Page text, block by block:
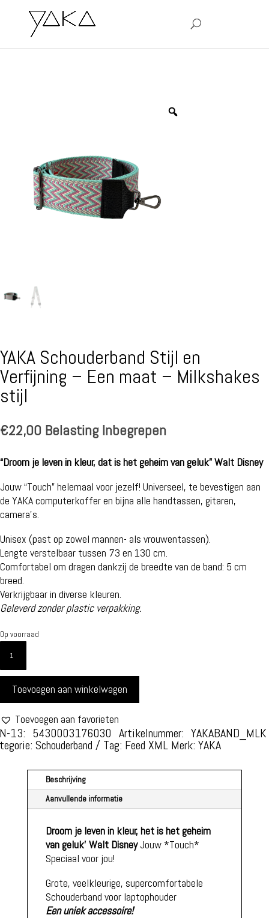
YAKA Schouderband Stijl en
Verfijning – Een maat – Milkshakes
stijl
€22,00 Belasting Inbegrepen
“Droom je leven in kleur, dat is het geheim van geluk” Walt Disney
Jouw “Touch” helemaal voor jezelf! Universeel, te bevestigen aan
de YAKA computerkoffer en bijna alle handtassen, gitaren,
camera’s.
Unisex (past op zowel mannen- als vrouwentassen).
Lengte verstelbaar tussen 73 en 130 cm.
Comfortabel om dragen dankzij de breedte van de band: 5 cm
breed.
Verkrijgbaar in diverse kleuren.
Geleverd zonder plastic verpakking.
Op voorraad
SCHOUDERBAND
STIJL
VERFIJNING
-
EEN
MAAT
MILKSHAKES
Toevoegen aan winkelwagen
Toevoegen aan favorieten
13: 5430003176030 Artikelnummer: YAKABAND_MLK
Schouderband Tag: Feed XML Merk: YAKA
Beschrijving
Aanvullende informatie
Droom je leven in kleur, het is het geheim
van geluk' Walt DisneyJouw *Touch*
Speciaal voor jou!
Grote, veelkleurige, supercomfortabele
Schouderband voor laptophouder
Een uniek accessoire!